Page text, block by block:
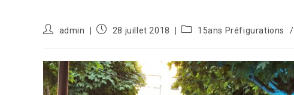
Auteur/autrice
publication :
admin
Publication
28 juillet 2018
Post15ans Préfigurations /